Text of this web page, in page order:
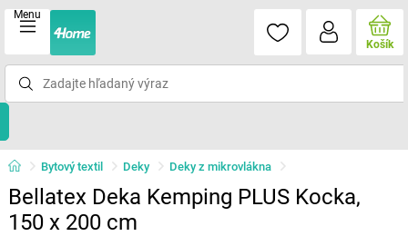
Menu
Košík
Bytový textil Deky Deky z mikrovlákna
Bellatex Deka Kemping PLUS Kocka,
150 x 200 cm